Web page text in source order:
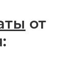
от